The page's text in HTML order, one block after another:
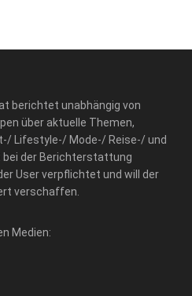
berichtet unabhängig von
über aktuelle Themen,
Lifestyle-/ Mode-/ Reise-/ und
der Berichterstattung
User verpflichtet und will der
verschaffen.
Medien: